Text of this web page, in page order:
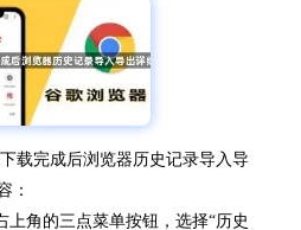
载完成后浏览器历史记录导入导
：
上角的三点菜单按钮，选择“历史